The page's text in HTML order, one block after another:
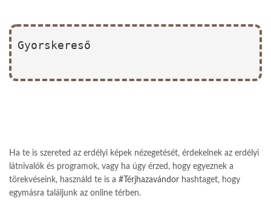
Gyorskereső
Ha te is szereted az erdélyi képek nézegetését, érdekelnek az erdélyi
látnivalók és programok, vagy ha úgy érzed, hogy egyeznek a
törekvéseink, használd te is a #Térjhazavándor hashtaget, hogy
egymásra találjunk az online térben.